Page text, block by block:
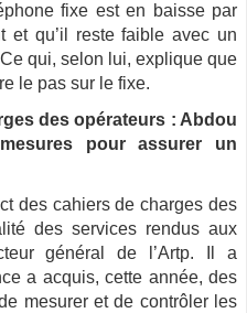
fixe est en baisse par
et qu’il reste faible avec un
qui, selon lui, explique que
le pas sur le fixe.
des opérateurs : Abdou
pour assurer un
des cahiers de charges des
des services rendus aux
général de l’Artp. Il a
a acquis, cette année, des
mesurer et de contrôler les